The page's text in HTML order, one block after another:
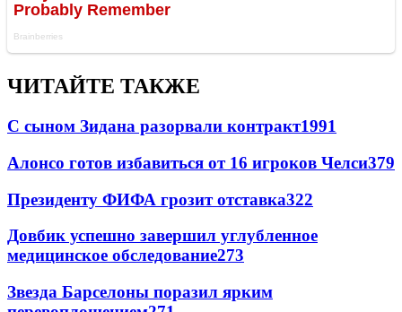
ЧИТАЙТЕ ТАКЖЕ
С сыном Зидана разорвали контракт1991
Алонсо готов избавиться от 16 игроков Челси379
Президенту ФИФА грозит отставка322
Довбик успешно завершил углубленное
медицинское обследование273
Звезда Барселоны поразил ярким